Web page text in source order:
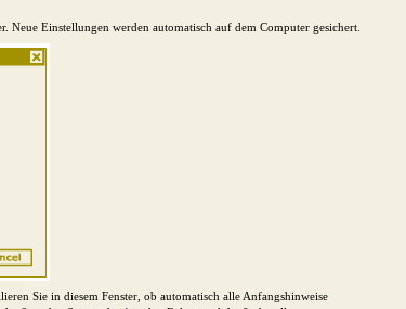
Neue Einstellungen werden automatisch auf dem Computer gesichert.
Sie in diesem Fenster, ob automatisch alle Anfangshinweise